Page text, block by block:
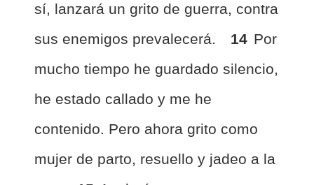
sí, lanzará un grito de guerra, contra
sus enemigos prevalecerá.
14 Por
mucho tiempo he guardado silencio,
he estado callado y me he
contenido. Pero ahora grito como
mujer de parto, resuello y jadeo a la